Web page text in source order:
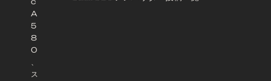
A
5
8
0
、
ス